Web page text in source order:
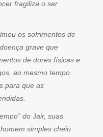
fragiliza o ser
os sofrimentos de
grave que
de dores físicas e
ao mesmo tempo
para que as
do Jair, suas
simples cheio